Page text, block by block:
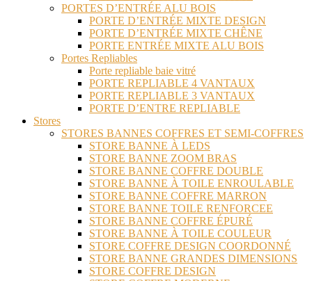
PORTES D’ENTRÉE ALU BOIS
PORTE D’ENTRÉE MIXTE DESIGN
PORTE D’ENTRÉE MIXTE CHÊNE
PORTE ENTRÉE MIXTE ALU BOIS
Portes Repliables
Porte repliable baie vitré
PORTE REPLIABLE 4 VANTAUX
PORTE REPLIABLE 3 VANTAUX
PORTE D’ENTRE REPLIABLE
Stores
STORES BANNES COFFRES ET SEMI-COFFRES
STORE BANNE À LEDS
STORE BANNE ZOOM BRAS
STORE BANNE COFFRE DOUBLE
STORE BANNE À TOILE ENROULABLE
STORE BANNE COFFRE MARRON
STORE BANNE TOILE RENFORCEE
STORE BANNE COFFRE ÉPURÉ
STORE BANNE À TOILE COULEUR
STORE COFFRE DESIGN COORDONNÉ
STORE BANNE GRANDES DIMENSIONS
STORE COFFRE DESIGN